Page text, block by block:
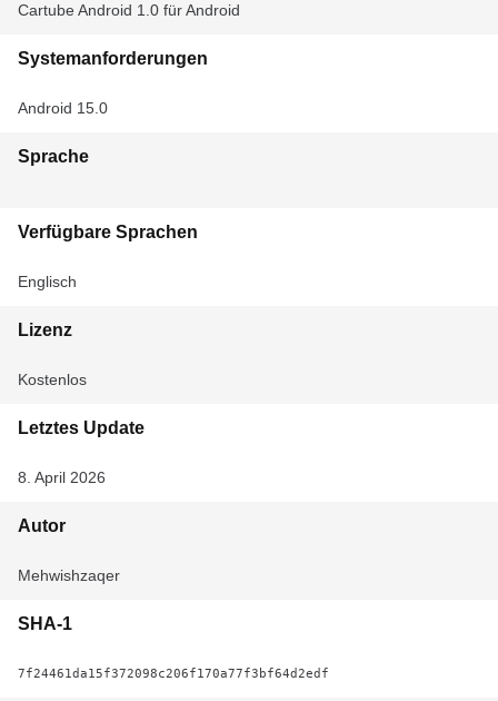
Cartube Android 1.0 für Android
Systemanforderungen
Android 15.0
Sprache
Verfügbare Sprachen
Englisch
Lizenz
Kostenlos
Letztes Update
8. April 2026
Autor
Mehwishzaqer
SHA-1
7f24461da15f372098c206f170a77f3bf64d2edf